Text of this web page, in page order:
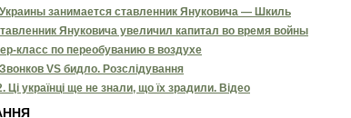
занимается ставленник Януковича — Шкиль
Януковича увеличил капитал во время войны
класс по переобуванию в воздухе
VS бидло. Розслідування
Ці українці ще не знали, що їх зрадили. Відео